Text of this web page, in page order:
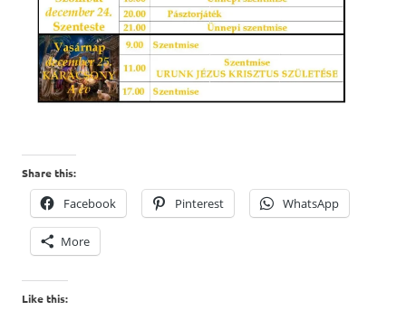
Share this:
Facebook Pinterest WhatsApp
More
Like this: